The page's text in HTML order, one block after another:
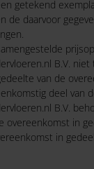
getekend
de daarvoor
B.V.
van de
deel van
B.V.
overeenkomst in
in